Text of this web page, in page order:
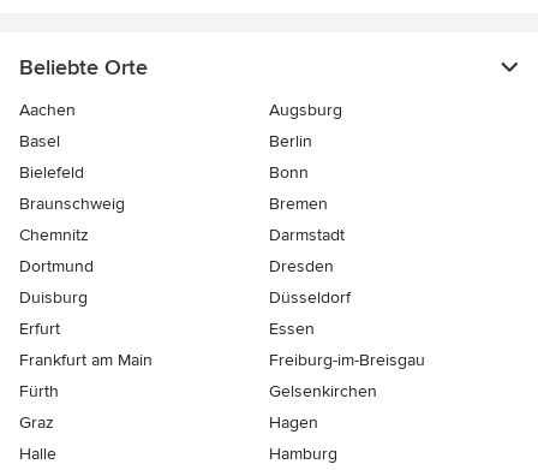
Beliebte Orte
Aachen
Augsburg
Basel
Berlin
Bielefeld
Bonn
Braunschweig
Bremen
Chemnitz
Darmstadt
Dortmund
Dresden
Duisburg
Düsseldorf
Erfurt
Essen
Frankfurt am Main
Freiburg-im-Breisgau
Fürth
Gelsenkirchen
Graz
Hagen
Halle
Hamburg